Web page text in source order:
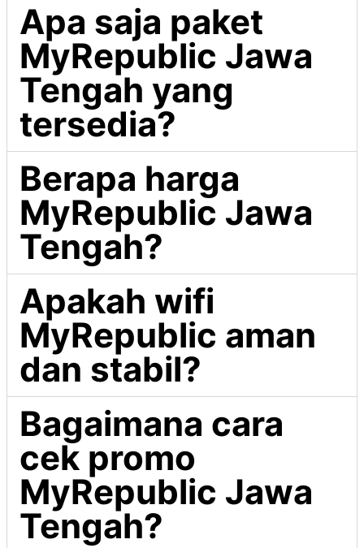
Apa saja paket
MyRepublic Jawa
Tengah yang
tersedia?
Berapa harga
MyRepublic Jawa
Tengah?
Apakah wifi
MyRepublic aman
dan stabil?
Bagaimana cara
cek promo
MyRepublic Jawa
Tengah?